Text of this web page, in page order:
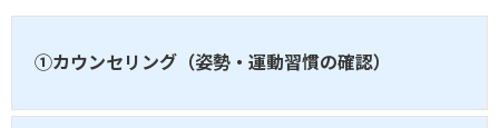
①カウンセリング（姿勢・運動習慣の確認）